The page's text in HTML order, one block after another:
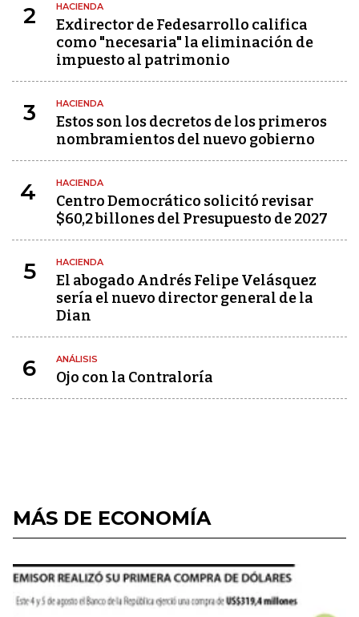
2 HACIENDA
Exdirector de Fedesarrollo califica
como "necesaria" la eliminación de
impuesto al patrimonio
3 HACIENDA
Estos son los decretos de los primeros
nombramientos del nuevo gobierno
4 HACIENDA
Centro Democrático solicitó revisar
$60,2 billones del Presupuesto de 2027
5 HACIENDA
El abogado Andrés Felipe Velásquez
sería el nuevo director general de la
Dian
6 ANÁLISIS
Ojo con la Contraloría
MÁS DE ECONOMÍA